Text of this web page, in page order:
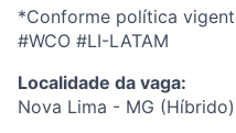
*Conforme política
#WCO #LI-LATAM
Localidade da vaga:
Nova Lima - MG (Híbrido)